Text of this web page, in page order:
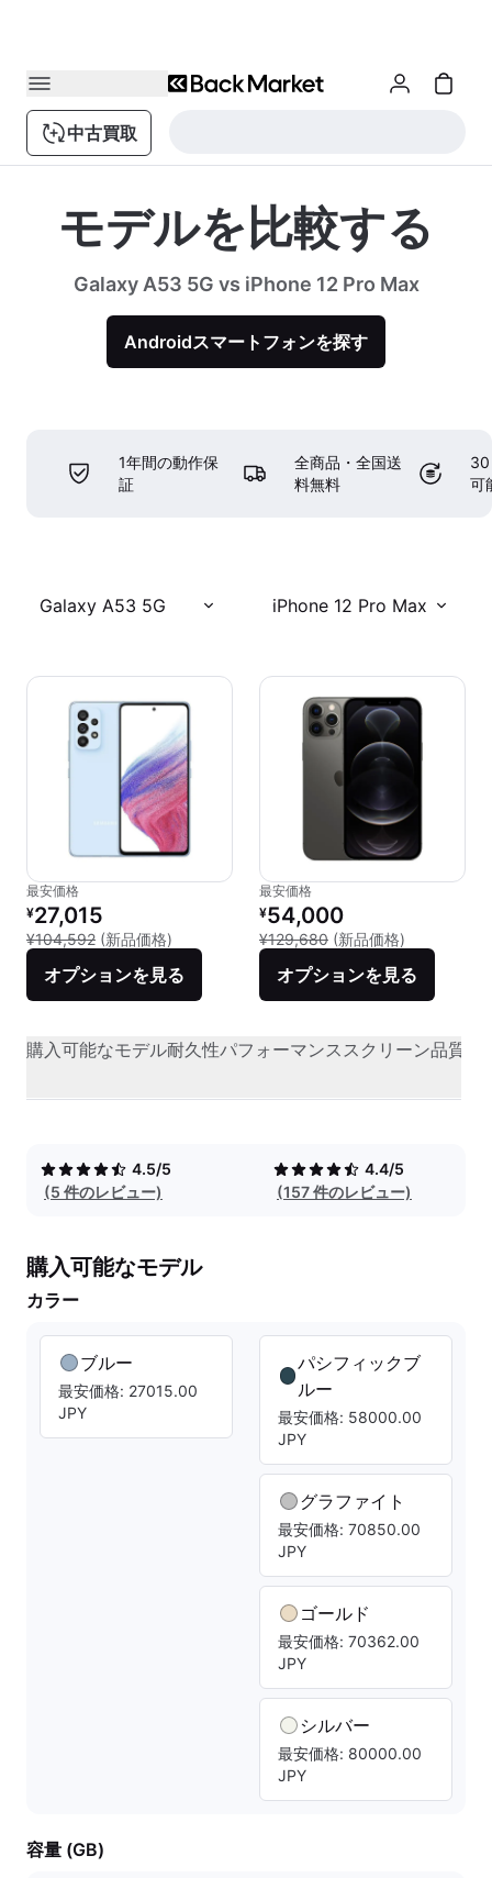
中古買取
モデルを比較する
Galaxy A53 5G vs iPhone 12 Pro Max
Androidスマートフォンを探す
1年間の動作保
証
全商品・全国送
料無料
30
可
Galaxy A53 5G iPhone 12 Pro Max
最安価格
リファービッシュ品の価格：
¥27,015
¥104,592 (新品価格) 新品との比較：¥104,592
オプションを見る
最安価格
リファービッシュ品の価格：
¥54,000
¥129,680 (新品価格)
オプションを見る
購入可能なモデル耐久性パフォーマンススクリーン品質
4.5/5
(5 件のレビュー)
4.4/5
(157 件のレビュー)
購入可能なモデル
カラー
ブルー
最安価格: 27015.00
JPY
パシフィックブ
ルー
最安価格: 58000.00
JPY
グラファイト
最安価格: 70850.00
JPY
ゴールド
最安価格: 70362.00
JPY
シルバー
最安価格: 80000.00
JPY
容量 (GB)